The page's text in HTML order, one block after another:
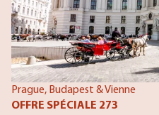
Prague, Budapest & Vienne
OFFRE SPÉCIALE 273